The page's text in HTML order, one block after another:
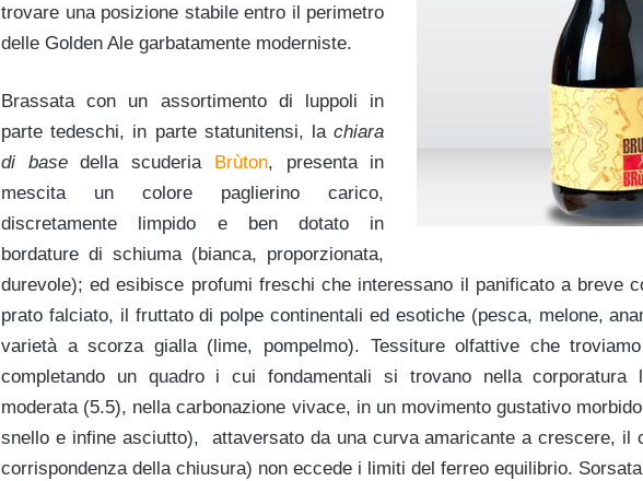
trovare una posizione stabile entro il perimetro
delle Golden Ale garbatamente moderniste.
Brassata con un assortimento di luppoli in
parte tedeschi, in parte statunitensi, lachiara
di basedella scuderia Brùton, presenta in
mescita un colore paglierino carico,
discretamente limpido e ben dotato in
bordature di schiuma (bianca, proporzionata,
durevole); ed esibisce profumi freschi che interessano il panificato a breve
prato falciato, il fruttato di polpe continentali ed esotiche (pesca, melone,
varietà a scorza gialla (lime, pompelmo). Tessiture olfattive che
completando un quadro i cui fondamentali si trovano nella corporatura
moderata (5.5), nella carbonazione vivace, in un movimento gustativo
snello e infine asciutto), attaversato da una curva amaricante a crescere, il
corrispondenza della chiusura) non eccede i limiti del ferreo equilibrio.